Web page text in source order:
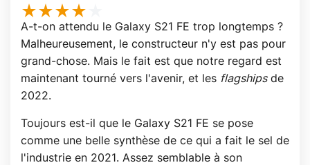
A-t-on attendu le Galaxy S21 FE trop longtemps ?
Malheureusement, le constructeur n'y est pas pour
grand-chose. Mais le fait est que notre regard est
maintenant tourné vers l'avenir, et les flagshipsde
2022.
Toujours est-il que le Galaxy S21 FE se pose
comme une belle synthèse de ce qui a fait le sel de
l'industrie en 2021. Assez semblable à son